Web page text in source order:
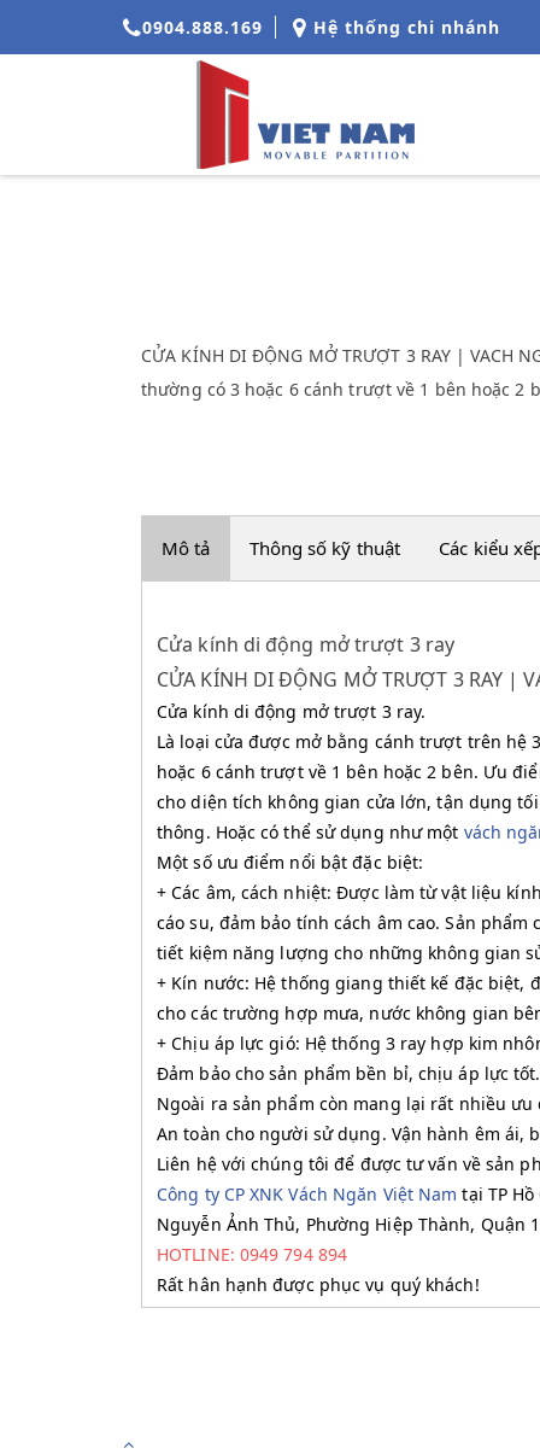
0904.888.169 Hệ thống chi nhánh
CỬA KÍNH DI ĐỘNG MỞ TRƯỢT 3 RAY |
thường có 3 hoặc 6 cánh trượt về 1 bên hoặc 2
Mô tả Thông số kỹ thuật Các kiểu
Cửa kính di động mở trượt 3 ray
CỬA KÍNH DI ĐỘNG MỞ TRƯỢT 3 RAY |
Cửa kính di động mở trượt 3 ray.
Là loại cửa được mở bằng cánh trượt trên hệ
hoặc 6 cánh trượt về 1 bên hoặc 2 bên. Ưu
cho diện tích không gian cửa lớn, tận dụng
thông. Hoặc có thể sử dụng như một vách
Một số ưu điểm nổi bật đặc biệt:
+ Các âm, cách nhiệt: Được làm từ vật liệu
cáo su, đảm bảo tính cách âm cao. Sản phẩm
tiết kiệm năng lượng cho những không gian
+ Kín nước: Hệ thống giang thiết kế đặc biệt,
cho các trường hợp mưa, nước không gian
+ Chịu áp lực gió: Hệ thống 3 ray hợp kim
Đảm bảo cho sản phẩm bền bỉ, chịu áp lực tốt.
Ngoài ra sản phẩm còn mang lại rất nhiều
An toàn cho người sử dụng. Vận hành êm ái,
Liên hệ với chúng tôi để được tư vấn về sản
Công ty CP XNK Vách Ngăn Việt Nam tại TP Hồ
Nguyễn Ảnh Thủ, Phường Hiệp Thành, Quận
HOTLINE: 0949 794 894
Rất hân hạnh được phục vụ quý khách!